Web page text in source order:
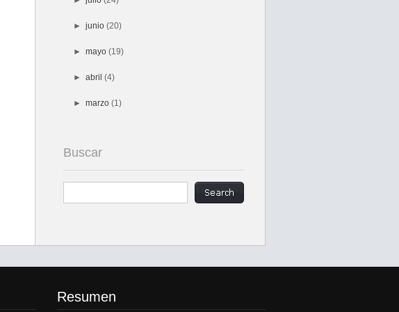
►junio(20)
►mayo(19)
►abril(4)
►marzo(1)
Buscar
Resumen